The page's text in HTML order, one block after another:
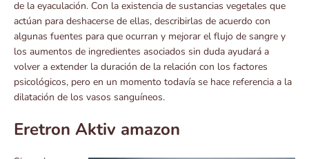
de la eyaculación. Con la existencia de sustancias vegetales que
actúan para deshacerse de ellas, describirlas de acuerdo con
algunas fuentes para que ocurran y mejorar el flujo de sangre y
los aumentos de ingredientes asociados sin duda ayudará a
volver a extender la duración de la relación con los factores
psicológicos, pero en un momento todavía se hace referencia a la
dilatación de los vasos sanguíneos.
Eretron Aktiv amazon